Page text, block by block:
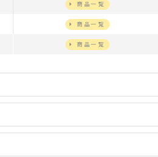
商品一覧
商品一覧
商品一覧